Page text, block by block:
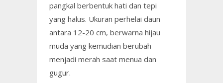
pangkal berbentuk hati dan tepi
yang halus. Ukuran perhelai daun
antara 12-20 cm, berwarna hijau
muda yang kemudian berubah
menjadi merah saat menua dan
gugur.